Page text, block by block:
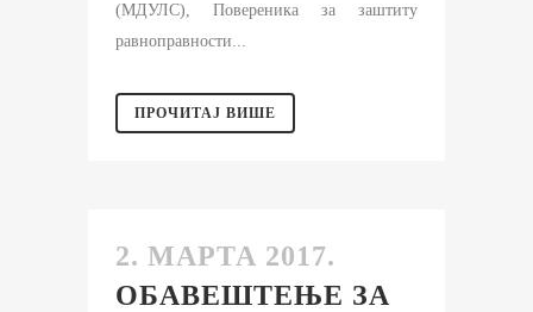
(МДУЛС), Повереника за заштиту
равноправности...
ПРОЧИТАЈ ВИШЕ
2. МАРТА 2017.
ОБАВЕШТЕЊЕ ЗА